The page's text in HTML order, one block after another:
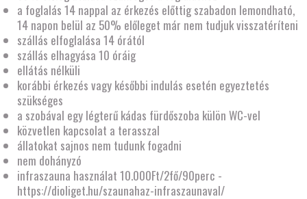
a foglalás 14 nappal az érkezés előttig szabadon lemondható,
14 napon belül az 50% előleget már nem tudjuk visszatéríteni
szállás elfoglalása 14 órától
szállás elhagyása 10 óráig
ellátás nélküli
korábbi érkezés vagy későbbi indulás esetén egyeztetés
szükséges
a szobával egy légterű kádas fürdőszoba külön WC-vel
közvetlen kapcsolat a terasszal
állatokat sajnos nem tudunk fogadni
nem dohányzó
infraszauna használat 10.000Ft/2fő/90perc -
https://dioliget.hu/szaunahaz-infraszaunaval/